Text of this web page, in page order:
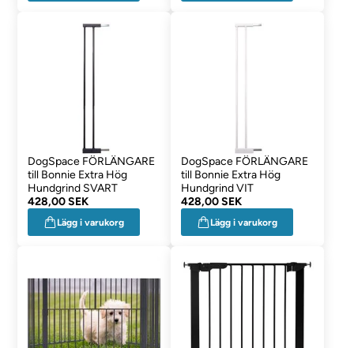
DogSpace FÖRLÄNGARE
till Bonnie Extra Hög
Hundgrind SVART
428,00 SEK
Lägg i varukorg
DogSpace FÖRLÄNGARE
till Bonnie Extra Hög
Hundgrind VIT
428,00 SEK
Lägg i varukorg